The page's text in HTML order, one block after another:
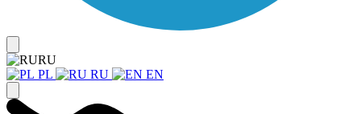
RU
PL
RU EN